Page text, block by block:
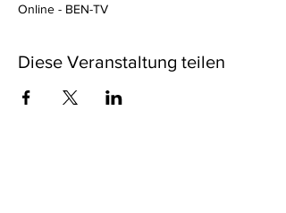
Online - BEN-TV
Diese Veranstaltung teilen